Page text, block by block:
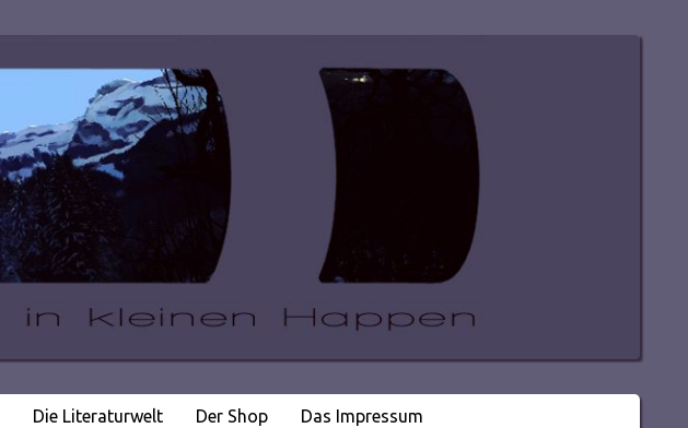
Die Literaturwelt Der Shop Das Impressum